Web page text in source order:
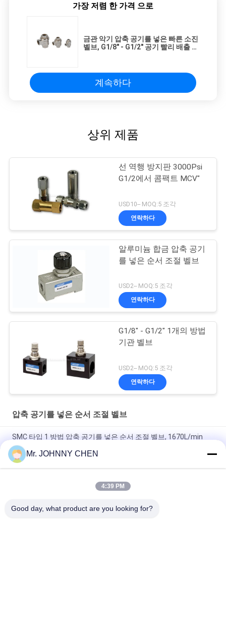
가장 저렴 한 가격 으로
금관 악기 압축 공기를 넣은 빠른 소진
벨브, G1/8" - G1/2" 공기 빨리 배출 벨
계속하다
상위 제품
선 역행 방지판 3000Psi
G1/2에서 콤팩트 MCV"
USD10-- MOQ:5 조각
연락하다
알루미늄 합금 압축 공기
를 넣은 순서 조절 벨브
USD2-- MOQ:5 조각
연락하다
G1/8" - G1/2" 1개의 방법
기관 벨브
USD2-- MOQ:5 조각
연락하다
압축 공기를 넣은 순서 조절 벨브
SMC 타입 1 방법 압축 공기를 넣은 순서 조절 벨브, 1670L/min
G1/4" 기관 역행 방지판
ASC Pneumatic Flow Control Valve G1/2" 일방적 흐름 조절 밸브
FCV 시리즈 1 방법 G1/2" 압축 공기를 넣은 순서 조절 벨브 비복귀
Mr. JOHNNY CHEN
4:39 PM
Good day, what product are you looking for?